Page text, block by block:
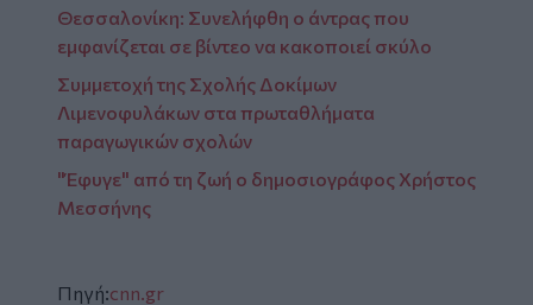
Θεσσαλονίκη: Συνελήφθη ο άντρας που
εμφανίζεται σε βίντεο να κακοποιεί σκύλο
Συμμετοχή της Σχολής Δοκίμων
Λιμενοφυλάκων στα πρωταθλήματα
παραγωγικών σχολών
"Έφυγε" από τη ζωή ο δημοσιογράφος Χρήστος
Μεσσήνης
Πηγή:cnn.gr